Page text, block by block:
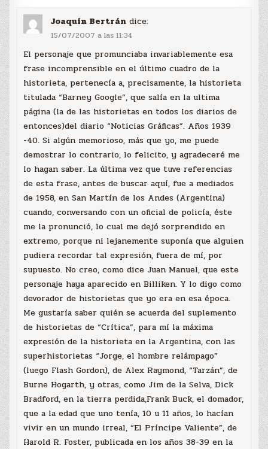
Joaquín Bertrán dice:
15/07/2007 a las 11:34
El personaje que promunciaba invariablemente esa
frase incomprensible en el último cuadro de la
historieta, pertenecía a, precisamente, la historieta
titulada “Barney Google”, que salía en la ultima
página (la de las historietas en todos los diarios de
entonces)del diario “Noticias Gráficas”. Años 1939
-40. Si algún memorioso, más que yo, me puede
demostrar lo contrario, lo felicito, y agradeceré me
lo hagan saber. La última vez que tuve referencias
de esta frase, antes de buscar aquí, fue a mediados
de 1958, en San Martín de los Andes (Argentina)
cuando, conversando con un oficial de policía, éste
me la pronunció, lo cual me dejó sorprendido en
extremo, porque ni lejanemente suponía que alguien
pudiera recordar tal expresión, fuera de mí, por
supuesto. No creo, como dice Juan Manuel, que este
personaje haya aparecido en Billiken. Y lo digo como
devorador de historietas que yo era en esa época.
Me gustaría saber quién se acuerda del suplemento
de historietas de “Crítica”, para mí la máxima
expresión de la historieta en la Argentina, con las
superhistorietas “Jorge, el hombre relámpago”
(luego Flash Gordon), de Alex Raymond, “Tarzán”, de
Burne Hogarth, y otras, como Jim de la Selva, Dick
Bradford, en la tierra perdida,Frank Buck, el domador,
que a la edad que uno tenía, 10 u 11 años, lo hacían
vivir en un mundo irreal, “El Príncipe Valiente”, de
Harold R. Foster, publicada en los años 38-39 en la